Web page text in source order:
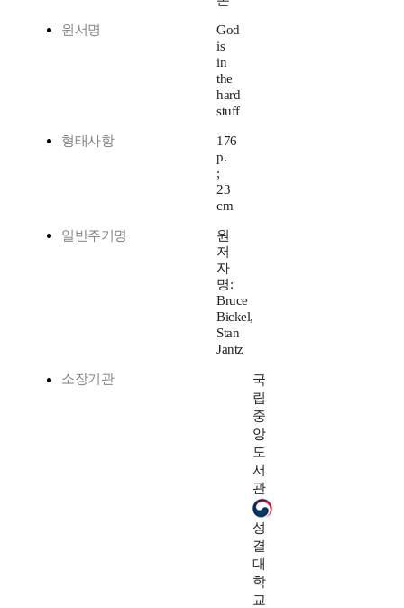
원서명
God
is
in
the
hard
stuff
형태사항
176
p.
;
23
cm
일반주기명
원
저
자
명:
Bruce
Bickel,
Stan
Jantz
소장기관
국
립
중
앙
도
서
관
성
결
대
학
교